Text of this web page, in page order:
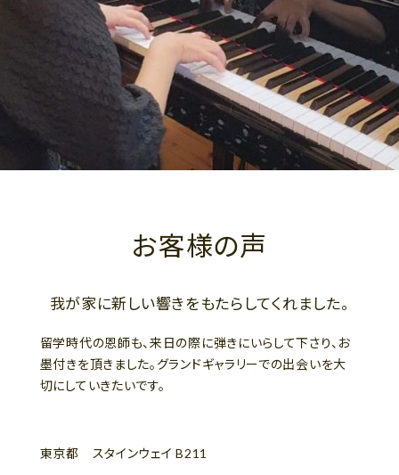
お客様の声
我が家に新しい響きをもたらしてくれました。
留学時代の恩師も、来日の際に弾きにいらして下さり、お
墨付きを頂きました。グランドギャラリーでの出会いを大
切にしていきたいです。
東京都 スタインウェイ B211